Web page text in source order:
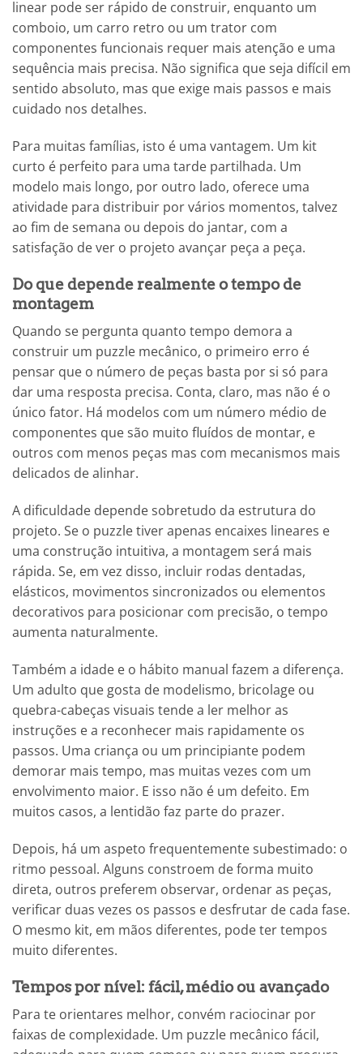
linear pode ser rápido de construir, enquanto um
comboio, um carro retro ou um trator com
componentes funcionais requer mais atenção e uma
sequência mais precisa. Não significa que seja difícil em
sentido absoluto, mas que exige mais passos e mais
cuidado nos detalhes.
Para muitas famílias, isto é uma vantagem. Um kit
curto é perfeito para uma tarde partilhada. Um
modelo mais longo, por outro lado, oferece uma
atividade para distribuir por vários momentos, talvez
ao fim de semana ou depois do jantar, com a
satisfação de ver o projeto avançar peça a peça.
Do que depende realmente o tempo de
montagem
Quando se pergunta quanto tempo demora a
construir um puzzle mecânico, o primeiro erro é
pensar que o número de peças basta por si só para
dar uma resposta precisa. Conta, claro, mas não é o
único fator. Há modelos com um número médio de
componentes que são muito fluídos de montar, e
outros com menos peças mas com mecanismos mais
delicados de alinhar.
A dificuldade depende sobretudo da estrutura do
projeto. Se o puzzle tiver apenas encaixes lineares e
uma construção intuitiva, a montagem será mais
rápida. Se, em vez disso, incluir rodas dentadas,
elásticos, movimentos sincronizados ou elementos
decorativos para posicionar com precisão, o tempo
aumenta naturalmente.
Também a idade e o hábito manual fazem a diferença.
Um adulto que gosta de modelismo, bricolage ou
quebra-cabeças visuais tende a ler melhor as
instruções e a reconhecer mais rapidamente os
passos. Uma criança ou um principiante podem
demorar mais tempo, mas muitas vezes com um
envolvimento maior. E isso não é um defeito. Em
muitos casos, a lentidão faz parte do prazer.
Depois, há um aspeto frequentemente subestimado: o
ritmo pessoal. Alguns constroem de forma muito
direta, outros preferem observar, ordenar as peças,
verificar duas vezes os passos e desfrutar de cada fase.
O mesmo kit, em mãos diferentes, pode ter tempos
muito diferentes.
Tempos por nível: fácil, médio ou avançado
Para te orientares melhor, convém raciocinar por
faixas de complexidade. Um puzzle mecânico fácil,